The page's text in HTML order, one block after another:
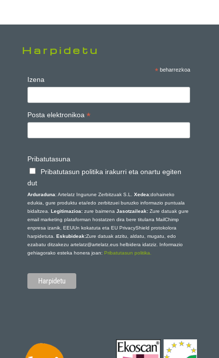
Harpidetu
* beharrezkoa
Izena
Posta elektronikoa *
Pribatutasuna
Pribatutasun politika irakurri eta onartu egiten
dut
Arduraduna: Artelatz Ingurune Zerbitzuak S.L. Xedea:dohaineko
edukia, gure produktu eta/edo zerbitzuei buruzko informazio puntuala
bidaltzea. Legitimazioa:zure baimena Jasotzaileak: Zure datuak gure
email marketing plataforman hostatzen dira bere titularra MailChimp
enpresa izanik, EEUUn kokatuta eta EU PrivacyShield protokolora
harpidetuta. Eskubideak:Zure datuak atzitu, aldatu, mugatu, edo
ezabatu ditzakezu artelatz@artelatz.eus helbidera idatziz. Informazio
gehiagorako esteka honera joan: Pribatutasun politika.